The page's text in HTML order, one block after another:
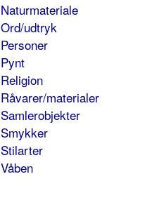
Naturmateriale
Ord/udtryk
Personer
Pynt
Religion
Råvarer/materialer
Samlerobjekter
Smykker
Stilarter
Våben